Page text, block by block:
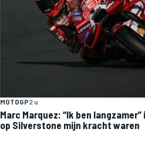
MOTOGP2 u
Marc Marquez: “Ik ben
op Silverstone mijn kracht waren